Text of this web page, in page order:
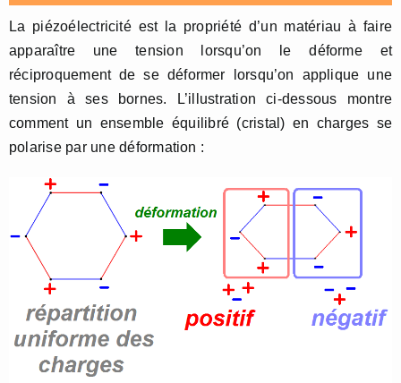
La piézoélectricité est la propriété d’un matériau à faire
apparaître une tension lorsqu’on le déforme et
réciproquement de se déformer lorsqu’on applique une
tension à ses bornes. L’illustration ci-dessous montre
comment un ensemble équilibré (cristal) en charges se
polarise par une déformation :